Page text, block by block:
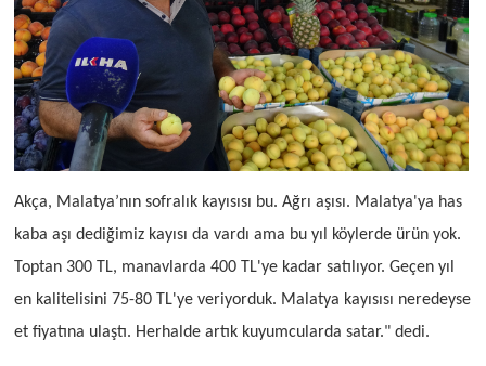
Akça, Malatya’nın sofralık kayısısı bu. Ağrı aşısı. Malatya'ya has
kaba aşı dediğimiz kayısı da vardı ama bu yıl köylerde ürün yok.
Toptan 300 TL, manavlarda 400 TL'ye kadar satılıyor. Geçen yıl
en kalitelisini 75-80 TL'ye veriyorduk. Malatya kayısısı neredeyse
et fiyatına ulaştı. Herhalde artık kuyumcularda satar." dedi.